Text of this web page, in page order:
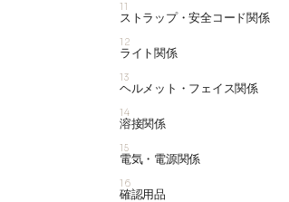
11
ストラップ・安全コード関係
12
ライト関係
13
ヘルメット・フェイス関係
14
溶接関係
15
電気・電源関係
16
確認用品